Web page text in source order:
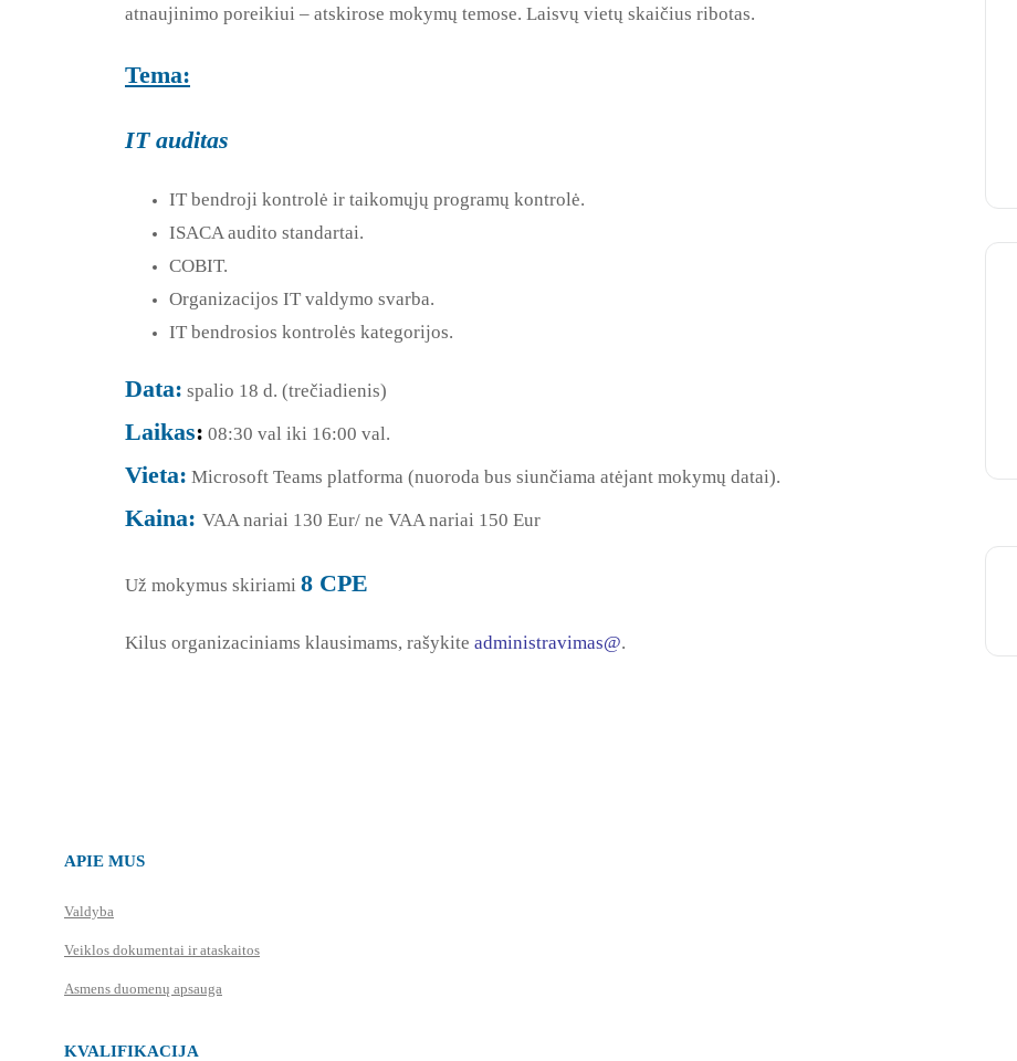
atnaujinimo poreikiui – atskirose mokymų temose. Laisvų vietų skaičius ribotas.
Tema:
IT auditas
IT bendroji kontrolė ir taikomųjų programų kontrolė.
ISACA audito standartai.
COBIT.
Organizacijos IT valdymo svarba.
IT bendrosios kontrolės kategorijos.
Data: spalio 18 d. (trečiadienis)
Laikas: 08:30 val iki 16:00 val.
Vieta: Microsoft Teams platforma (nuoroda bus siunčiama atėjant mokymų datai).
Kaina: VAA nariai 130 Eur/ ne VAA nariai 150 Eur
Už mokymus skiriami 8 CPE
Kilus organizaciniams klausimams, rašykite administravimas@.
APIE MUS
Valdyba
Veiklos dokumentai ir ataskaitos
Asmens duomenų apsauga
KVALIFIKACIJA